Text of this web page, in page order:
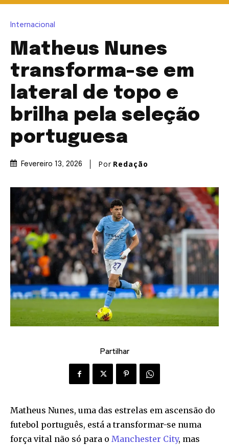
Internacional
Matheus Nunes
transforma-se em
lateral de topo e
brilha pela seleção
portuguesa
Fevereiro 13, 2026 Por Redação
Partilhar
Matheus Nunes, uma das estrelas em ascensão do
futebol português, está a transformar-se numa
força vital não só para o Manchester City, mas